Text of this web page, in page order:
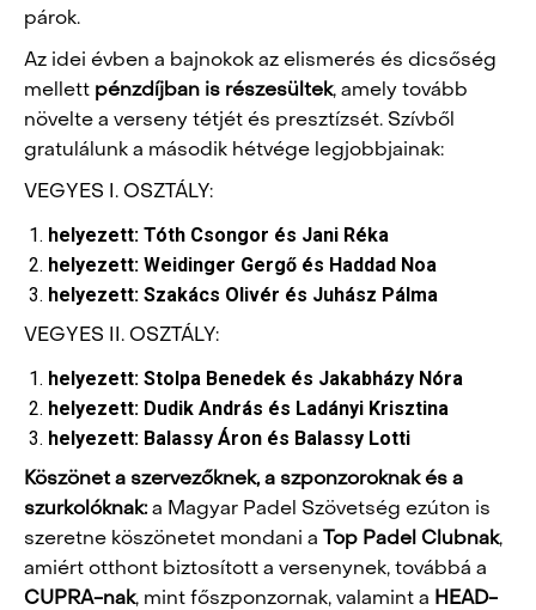
párok.
Az idei évben a bajnokok az elismerés és dicsőség
mellett pénzdíjban is részesültek, amely tovább
növelte a verseny tétjét és presztízsét. Szívből
gratulálunk a második hétvége legjobbjainak:
VEGYES I. OSZTÁLY:
helyezett: Tóth Csongor és Jani Réka
helyezett: Weidinger Gergő és Haddad Noa
helyezett: Szakács Olivér és Juhász Pálma
VEGYES II. OSZTÁLY:
helyezett: Stolpa Benedek és Jakabházy Nóra
helyezett: Dudik András és Ladányi Krisztina
helyezett: Balassy Áron és Balassy Lotti
Köszönet a szervezőknek, a szponzoroknak és a
szurkolóknak:a Magyar Padel Szövetség ezúton is
szeretne köszönetet mondani a
Top Padel Clubnak,
amiért otthont biztosított a versenynek, továbbá a
CUPRA-nak, mint főszponzornak, valamint a HEAD-